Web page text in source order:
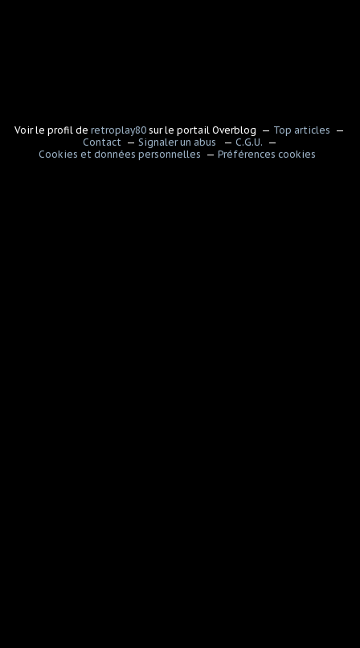
Voir le profil deretroplay80 sur le portail Overblog
Top articles
Contact
Signaler un abus
C.G.U.
Cookies et données personnelles
Préférences cookies